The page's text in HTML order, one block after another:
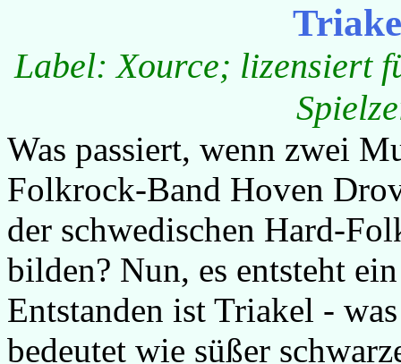
Label: Xource; lizensiert
Was passiert, wenn zwei
Folkrock-Band Hoven
der schwedischen Hard-
bilden? Nun, es entsteht
Entstanden ist Triakel -
bedeutet wie süßer